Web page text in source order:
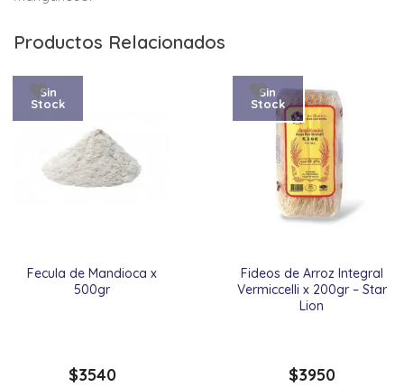
Productos Relacionados
Fecula de Mandioca x
500gr
Sin
Stock
$3540
Fideos de Arroz Integral
Vermiccelli x 200gr – Star
Lion
Sin
Stock
$3950